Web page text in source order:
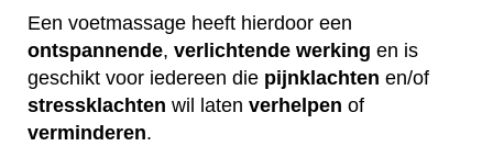
Een voetmassage heeft hierdoor een
ontspannende, verlichtende werking en is
geschikt voor iedereen die pijnklachten en/of
stressklachten wil laten verhelpen of
verminderen.